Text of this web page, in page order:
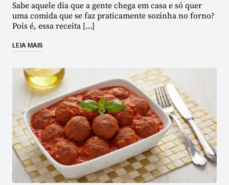
Sabe aquele dia que a gente chega em casa e só quer
uma comida que se faz praticamente sozinha no forno?
Pois é, essa receita […]
LEIA MAIS